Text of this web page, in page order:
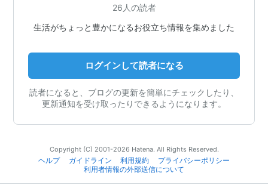
26人の読者
生活がちょっと豊かになるお役立ち情報を集めました
ログインして読者になる
読者になると、ブログの更新を簡単にチェックしたり、
更新通知を受け取ったりできるようになります。
Copyright (C) 2001-2026 Hatena. All Rights Reserved.
ヘルプ
ガイドライン 利用規約
プライバシーポリシー
利用者情報の外部送信について